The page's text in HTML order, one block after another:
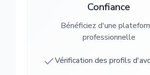
Confiance
Bénéficiez d'une
professionnelle
Vérification des profils